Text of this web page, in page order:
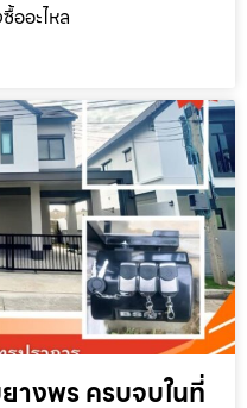
ออะไหล
างพร ครบจบในที่